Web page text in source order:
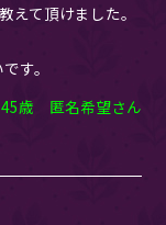
えて頂けました。
す。
歳 匿名希望さん